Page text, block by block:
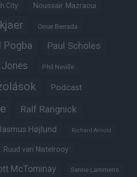
City Noussair Mazraoui
Omar Berrada
Pogba Paul Scholes
Jones Phil Neville
Podcast
Ralf Rangnick
Højlund Richard Arnold
Ruud van Nistelrooy
McTominay Senne Lammens